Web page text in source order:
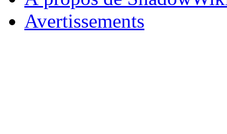
Avertissements